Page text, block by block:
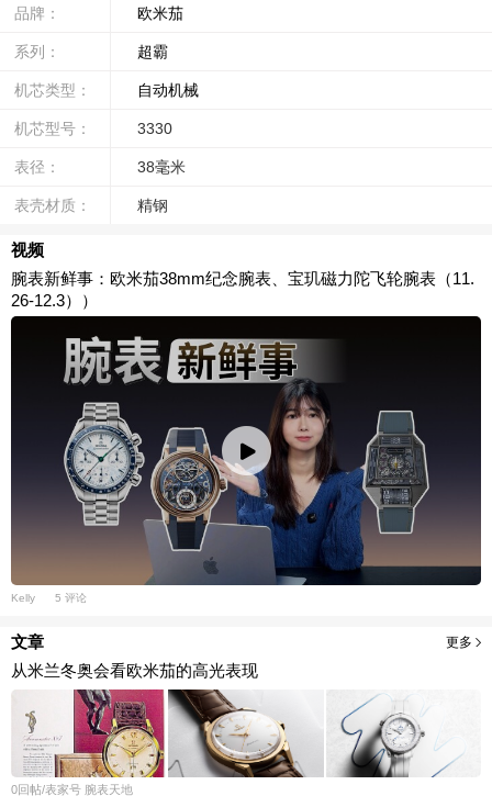
品牌： 欧米茄
系列： 超霸
机芯类型： 自动机械
机芯型号： 3330
表径： 38毫米
表壳材质： 精钢
视频
腕表新鲜事：欧米茄38mm纪念腕表、宝玑磁力陀飞轮腕表（11.
26-12.3））
Kelly 5 评论
文章 更多
从米兰冬奥会看欧米茄的高光表现
0回帖/表家号 腕表天地